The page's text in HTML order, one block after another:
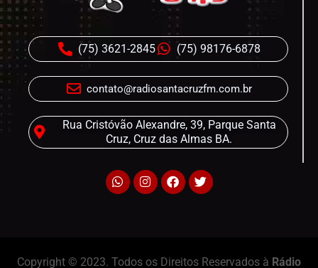
(75) 3621-2845 (75) 98176-6878
contato@radiosantacruzfm.com.br
Rua Cristóvão Alexandre, 39, Parque Santa
Cruz, Cruz das Almas BA.
Copyright © 2023. Todos os Direitos Reservados à Rádio